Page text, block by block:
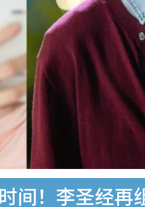
间！李圣经再